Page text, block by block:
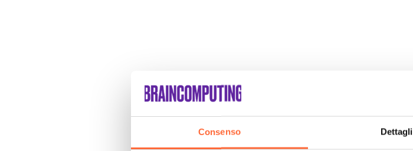
Consenso Dettagli